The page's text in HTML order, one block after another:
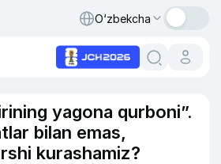
O‘zbekcha
yagona qurboni”.
bilan emas,
kurashamiz?